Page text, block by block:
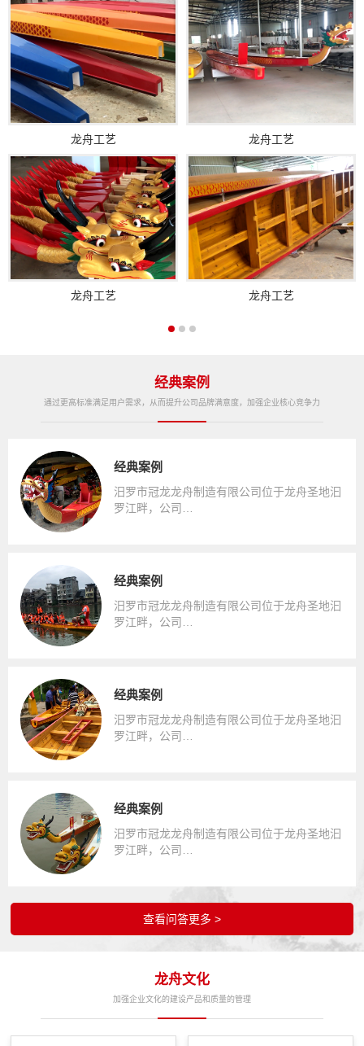
龙舟工艺
龙舟工艺
龙舟工艺
龙舟工艺
经典案例
通过更高标准满足用户需求，从而提升公司品牌满意度，加强企业核心竞争力
经典案例
汨罗市冠龙龙舟制造有限公司位于龙舟圣地汩
罗江畔，公司…
经典案例
汨罗市冠龙龙舟制造有限公司位于龙舟圣地汩
罗江畔，公司…
经典案例
汨罗市冠龙龙舟制造有限公司位于龙舟圣地汩
罗江畔，公司…
经典案例
汨罗市冠龙龙舟制造有限公司位于龙舟圣地汩
罗江畔，公司…
查看问答更多 >
龙舟文化
加强企业文化的建设产品和质量的管理